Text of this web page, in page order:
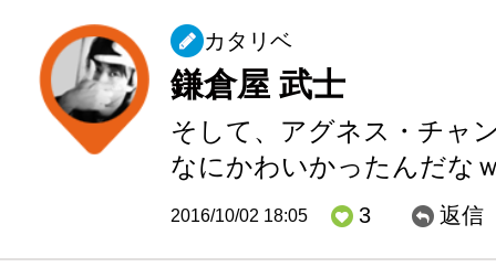
カタリベ
鎌倉屋 武士
そして、アグネス・チャ
なにかわいかったんだ
2016/10/02 18:05 3 返信